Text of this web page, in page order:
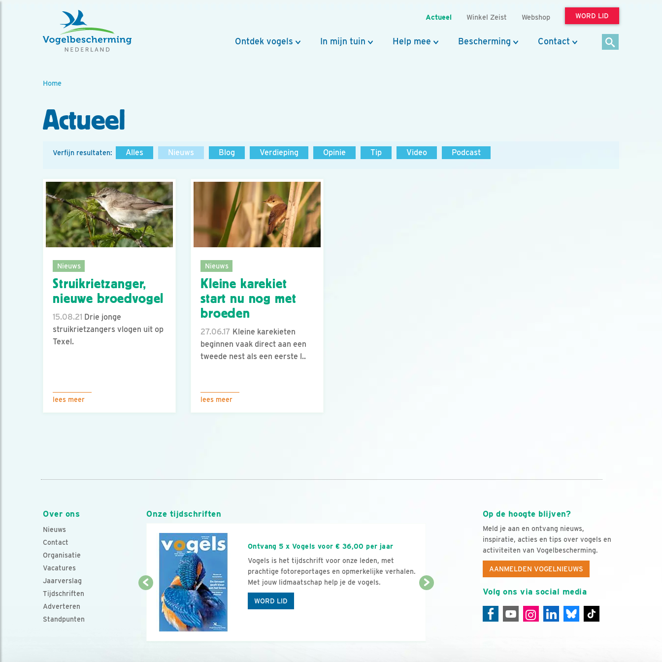
Actueel Winkel Zeist Webshop WORD LID
Ontdek vogels In mijn tuin Help mee Bescherming Contact
Home
Actueel
Verfijn resultaten: Alles Nieuws Blog Verdieping Opinie Tip Video Podcast
Nieuws
Struikrietzanger,
nieuwe broedvogel
15.08.21 Drie jonge
struikrietzangers vlogen uit op
Texel.
lees meer
Nieuws
Kleine karekiet
start nu nog met
broeden
27.06.17 Kleine karekieten
beginnen vaak direct aan een
tweede nest als een eerste l..
lees meer
Over ons
Nieuws
Contact
Organisatie
Vacatures
Jaarverslag
Tijdschriften
Adverteren
Standpunten
Op de hoogte blijven?
Meld je aan en ontvang nieuws,
inspiratie, acties en tips over vogels en
activiteiten van Vogelbescherming.
AANMELDEN VOGELNIEUWS
Volg ons via social media
Onze tijdschriften
Ontvang 5 x Vogels voor € 36,00 per jaar
Vogels is het tijdschrift voor onze leden, met
prachtige fotoreportages en opmerkelijke verhalen.
Met jouw lidmaatschap help je de vogels.
WORD LID